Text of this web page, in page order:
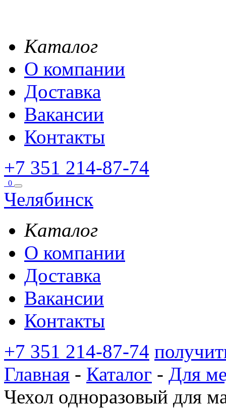
Каталог
О компании
Доставка
Вакансии
Контакты
+7 351 214-87-74
0
Челябинск
Каталог
О компании
Доставка
Вакансии
Контакты
+7 351 214-87-74
Главная - Каталог - Для
Чехол одноразовый для